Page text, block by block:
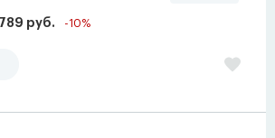
руб. -10%